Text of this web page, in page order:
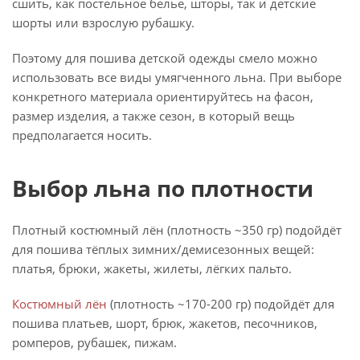
шорты или взрослую рубашку.
Поэтому для пошива детской одежды смело можно
использовать все виды умягченного льна. При выборе
конкретного материала ориентируйтесь на фасон,
размер изделия, а также сезон, в который вещь
предполагается носить.
Выбор льна по плотности
Плотный костюмный лён (плотность ~350 гр) подойдёт
для пошива тёплых зимних/демисезонных вещей:
платья, брюки, жакеты, жилеты, лёгких пальто.
Костюмный лён (плотность ~170-200 гр) подойдёт для
пошива платьев, шорт, брюк, жакетов, песочников,
ромперов, рубашек, пижам.